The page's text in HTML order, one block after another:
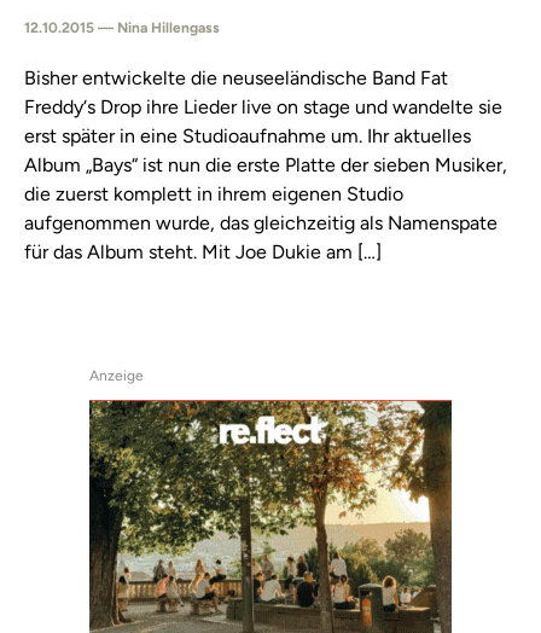
12.10.2015 — Nina Hillengass
Bisher entwickelte die neuseeländische Band Fat
Freddy‘s Drop ihre Lieder live on stage und wandelte sie
erst später in eine Studioaufnahme um. Ihr aktuelles
Album „Bays“ ist nun die erste Platte der sieben Musiker,
die zuerst komplett in ihrem eigenen Studio
aufgenommen wurde, das gleichzeitig als Namenspate
für das Album steht. Mit Joe Dukie am […]
Anzeige